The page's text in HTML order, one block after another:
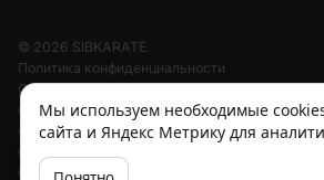
© 2026 SIBKARATE
Политика конфиденциальности
Отписаться от рассылок
Согласие на обработку персональных данных
Согласие на рассылку
Отзыв согласия
Cookies
Мы используем необходимые
сайта и Яндекс Метрику для